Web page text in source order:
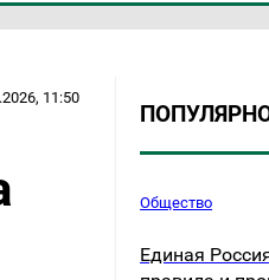
11:50
Общество
Единая